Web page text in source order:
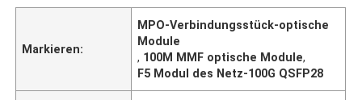
Markieren:
MPO-Verbindungsstück-optische
Module
, 100M MMF optische Module,
F5 Modul des Netz-100G QSFP28